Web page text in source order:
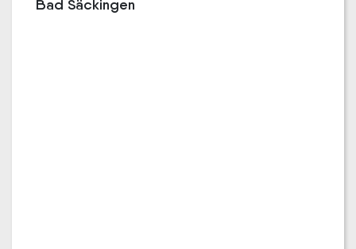
Bad Säckingen